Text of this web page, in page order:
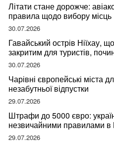
Літати стане дорожче:
правила щодо вибору місць
30.07.2026
Гавайський острів Ніїхау,
закритим для туристів,
відвідувачів
30.07.2026
Чарівні європейські міста
незабутньої відпустки
29.07.2026
Штрафи до 5000 євро:
незвичайними правилами в
правдою
29.07.2026